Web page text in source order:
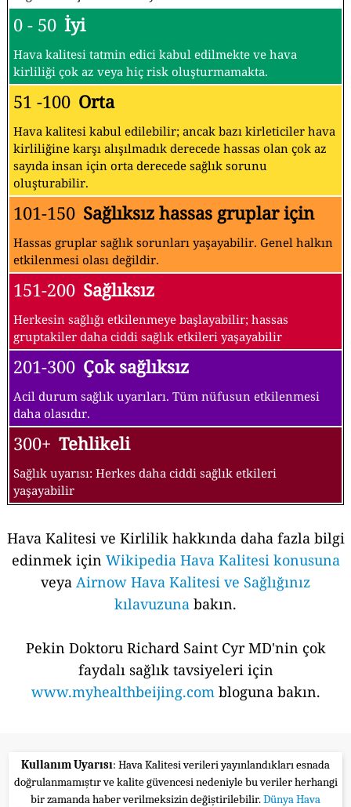
0 - 50 İyi
Hava kalitesi tatmin edici kabul edilmekte ve hava
kirliliği çok az veya hiç risk oluşturmamakta.
51 -100 Orta
Hava kalitesi kabul edilebilir; ancak bazı kirleticiler hava
kirliliğine karşı alışılmadık derecede hassas olan çok az
sayıda insan için orta derecede sağlık sorunu
oluşturabilir.
101-150 Sağlıksız hassas gruplar için
Hassas gruplar sağlık sorunları yaşayabilir. Genel halkın
etkilenmesi olası değildir.
151-200 Sağlıksız
Herkesin sağlığı etkilenmeye başlayabilir; hassas
gruptakiler daha ciddi sağlık etkileri yaşayabilir
201-300 Çok sağlıksız
Acil durum sağlık uyarıları. Tüm nüfusun etkilenmesi
daha olasıdır.
300+ Tehlikeli
Sağlık uyarısı: Herkes daha ciddi sağlık etkileri
yaşayabilir
Hava Kalitesi ve Kirlilik hakkında daha fazla bilgi
edinmek için Wikipedia Hava Kalitesi konusuna
veya Airnow Hava Kalitesi ve Sağlığınız
kılavuzuna bakın.
Pekin Doktoru Richard Saint Cyr MD'nin çok
faydalı sağlık tavsiyeleri için
www.myhealthbeijing.combloguna bakın.
Kullanım Uyarısı: Hava Kalitesi verileri yayınlandıkları esnada
doğrulanmamıştır ve kalite güvencesi nedeniyle bu veriler herhangi
bir zamanda haber verilmeksizin değiştirilebilir.Dünya Hava